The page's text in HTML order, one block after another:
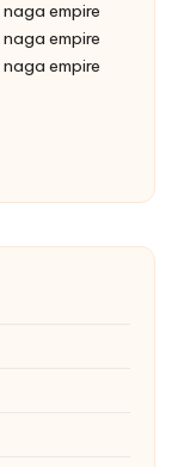
naga empire
naga empire
naga empire